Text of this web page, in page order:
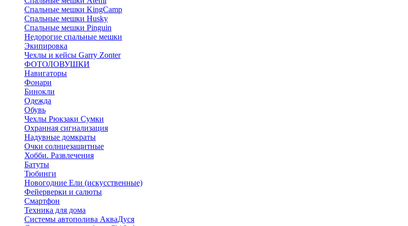
Спальные мешки KingCamp
Спальные мешки Husky
Спальные мешки Pinguin
Недорогие спальные мешки
Экипировка
Чехлы и кейсы Garry Zonter
ФОТОЛОВУШКИ
Навигаторы
Фонари
Бинокли
Одежда
Обувь
Чехлы Рюкзаки Сумки
Охранная сигнализация
Надувные домкраты
Очки солнцезащитные
Хобби. Развлечения
Батуты
Тюбинги
Новогодние Ели (искусственные)
Фейерверки и салюты
Смартфон
Техника для дома
Системы автополива АкваДуся